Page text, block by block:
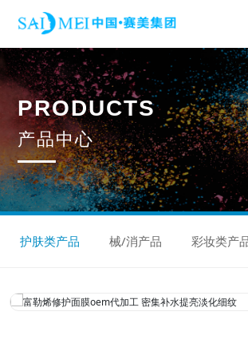
网站首页
业务范围
核心业务 合作模式 合作流程 产品中心
核心优势
研发优势 管理优势 品质优势 产能优势
集万草® 完美宜生® 抖抖舒® 赛美姿®
PRODUCTS
产品中心
护肤类产品 械/消产品 彩妆类产